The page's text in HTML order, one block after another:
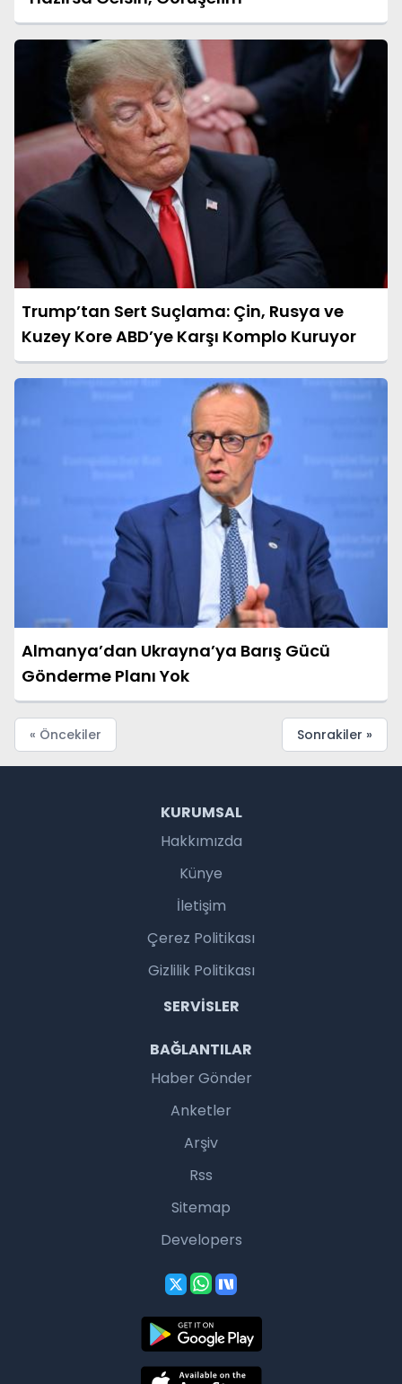
Trump’tan Sert Suçlama: Çin, Rusya ve
Kuzey Kore ABD’ye Karşı Komplo Kuruyor
Almanya’dan Ukrayna’ya Barış Gücü
Gönderme Planı Yok
« Öncekiler Sonrakiler »
KURUMSAL
Hakkımızda
Künye
İletişim
Çerez Politikası
Gizlilik Politikası
SERVISLER
BAĞLANTILAR
Haber Gönder
Anketler
Arşiv
Rss
Sitemap
Developers